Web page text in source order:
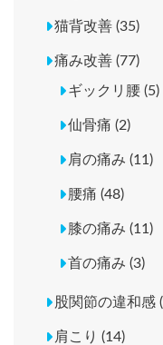
猫背改善 (35)
痛み改善 (77)
ギックリ腰 (5)
仙骨痛 (2)
肩の痛み (11)
腰痛 (48)
膝の痛み (11)
首の痛み (3)
股関節の違和感
肩こり (14)